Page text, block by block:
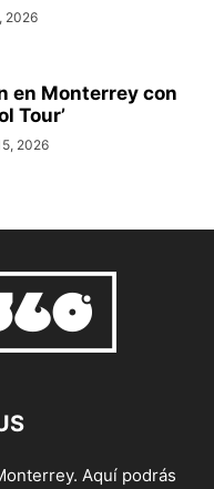
2026
en Monterrey con
Tour’
2026
Aquí podrás